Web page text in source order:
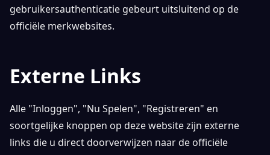
gebruikersauthenticatie gebeurt uitsluitend op de
officiële merkwebsites.
Externe Links
Alle "Inloggen", "Nu Spelen", "Registreren" en
soortgelijke knoppen op deze website zijn externe
links die u direct doorverwijzen naar de officiële